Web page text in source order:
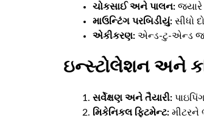
ચોકસાઈ અને પાલન: જ્યારે
માઉન્ટિંગ પરબિડીયું: સીધો
એકીકરણ: એન્ડ-ટુ-એન્ડ
ઇન્સ્ટોલેશન અને
સર્વેક્ષણ અને તૈયારી:
મિકેનિકલ ફિટમેન્ટ: મીટરને